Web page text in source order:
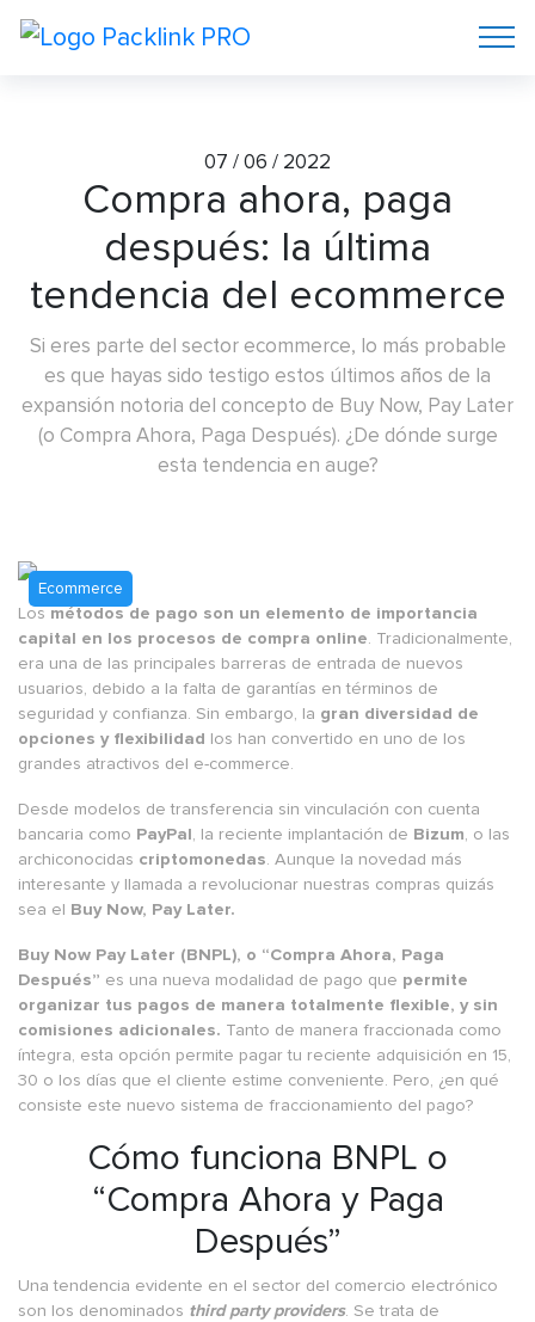
07 / 06 / 2022
Compra ahora, paga
después: la última
tendencia del ecommerce
Si eres parte del sector ecommerce, lo más probable
es que hayas sido testigo estos últimos años de la
expansión notoria del concepto de Buy Now, Pay Later
(o Compra Ahora, Paga Después). ¿De dónde surge
esta tendencia en auge?
Ecommerce
Losmétodos de pago son un elemento de importancia
capital en los procesos de compra online. Tradicionalmente,
era una de las principales barreras de entrada de nuevos
usuarios, debido a la falta de garantías en términos de
seguridad y confianza. Sin embargo, la gran diversidad de
opciones y flexibilidad los han convertido en uno de los
grandes atractivos del e-commerce.
Desde modelos de transferencia sin vinculación con cuenta
bancaria como PayPal, la reciente implantación de Bizum, o las
archiconocidas criptomonedas. Aunque la novedad más
interesante y llamada a revolucionar nuestras compras quizás
sea el Buy Now, Pay Later.
Buy Now Pay Later (BNPL), o “Compra Ahora, Paga
Después” es una nueva modalidad de pago que permite
organizar tus pagos de manera totalmente flexible, y sin
comisiones adicionales. Tanto de manera fraccionada como
íntegra, esta opción permite pagar tu reciente adquisición en 15,
30 o los días que el cliente estime conveniente. Pero, ¿en qué
consiste este nuevo sistema de fraccionamiento del pago?
Cómo funciona BNPL o
“Compra Ahora y Paga
Después”
Una tendencia evidente en el sector del comercio electrónico
son los denominados third party providers. Se trata de